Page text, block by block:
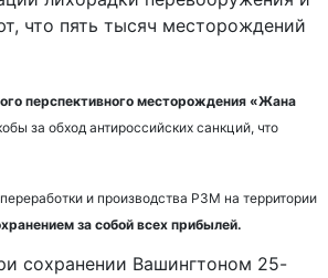
что пять тысяч месторождений
перспективного месторождения «Жана
за обход антироссийских санкций, что
и производства РЗМ на территории
за собой всех прибылей.
сохранении Вашингтоном 25-